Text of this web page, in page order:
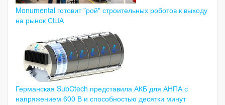
Monumental готовит "рой" строительных роботов к выходу
на рынок США
Германская SubCtech представила АКБ для АНПА с
напряжением 600 В и способностью десятки минут